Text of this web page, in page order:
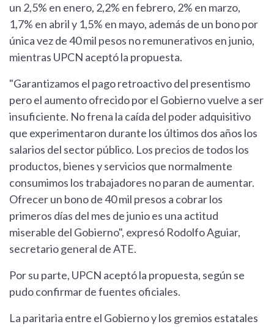
un 2,5% en enero, 2,2% en febrero, 2% en marzo,
1,7% en abril y 1,5% en mayo, además de un bono por
única vez de 40 mil pesos no remunerativos en junio,
mientras UPCN aceptó la propuesta.
"Garantizamos el pago retroactivo del presentismo
pero el aumento ofrecido por el Gobierno vuelve a ser
insuficiente. No frena la caída del poder adquisitivo
que experimentaron durante los últimos dos años los
salarios del sector público. Los precios de todos los
productos, bienes y servicios que normalmente
consumimos los trabajadores no paran de aumentar.
Ofrecer un bono de 40 mil presos a cobrar los
primeros días del mes de junio es una actitud
miserable del Gobierno", expresó Rodolfo Aguiar,
secretario general de ATE.
Por su parte, UPCN aceptó la propuesta, según se
pudo confirmar de fuentes oficiales.
La paritaria entre el Gobierno y los gremios estatales